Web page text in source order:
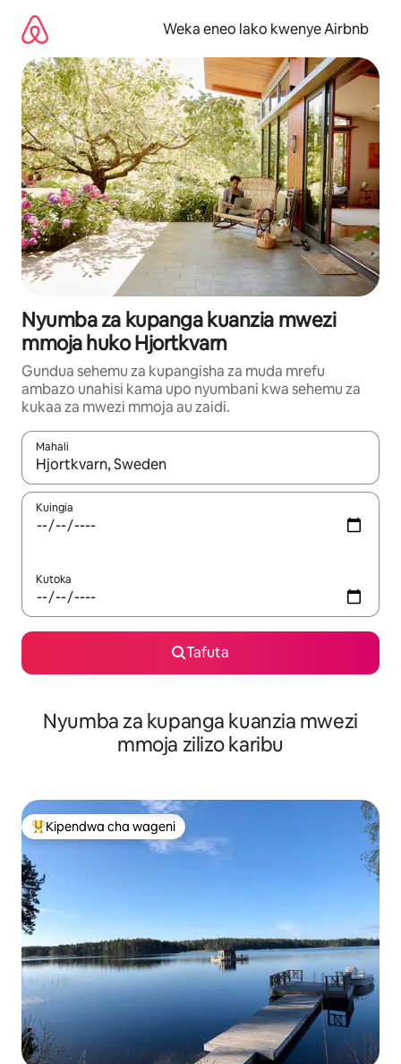
kwenda
kwenye
maudhui
Weka eneo lako kwenye Airbnb
Nyumba za kupanga kuanzia mwezi
mmoja huko Hjortkvarn
Gundua sehemu za kupangisha za muda mrefu
ambazo unahisi kama upo nyumbani kwa sehemu za
kukaa za mwezi mmoja au zaidi.
Mahali
Wakati matokeo yanapatikana, vinjari kwa kutumia vitufe vya
Kuingia
Kutoka
Tafuta
Nyumba za kupanga kuanzia mwezi
mmoja zilizo karibu
Kipendwa maarufu cha wageni
Kipendwa cha wageni